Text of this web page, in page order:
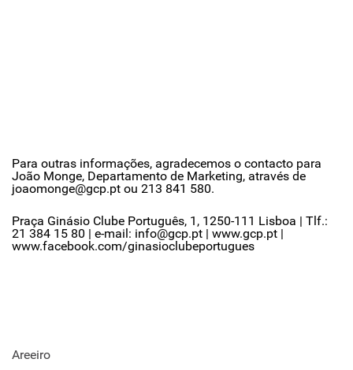
Para outras informações, agradecemos o contacto para
João Monge, Departamento de Marketing, através de
joaomonge@gcp.pt ou 213 841 580.
Praça Ginásio Clube Português, 1, 1250-111 Lisboa | Tlf.:
21 384 15 80 | e-mail: info@gcp.pt | www.gcp.pt |
www.facebook.com/ginasioclubeportugues
Areeiro